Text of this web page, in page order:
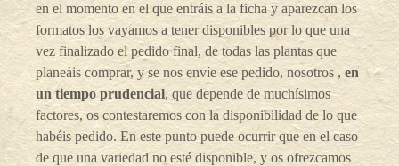
en el momento en el que entráis a la ficha y aparezcan los
formatos los vayamos a tener disponibles por lo que una
vez finalizado el pedido final, de todas las plantas que
planeáis comprar, y se nos envíe ese pedido, nosotros , en
un tiempo prudencial, que depende de muchísimos
factores, os contestaremos con la disponibilidad de lo que
habéis pedido. En este punto puede ocurrir que en el caso
de que una variedad no esté disponible, y os ofrezcamos